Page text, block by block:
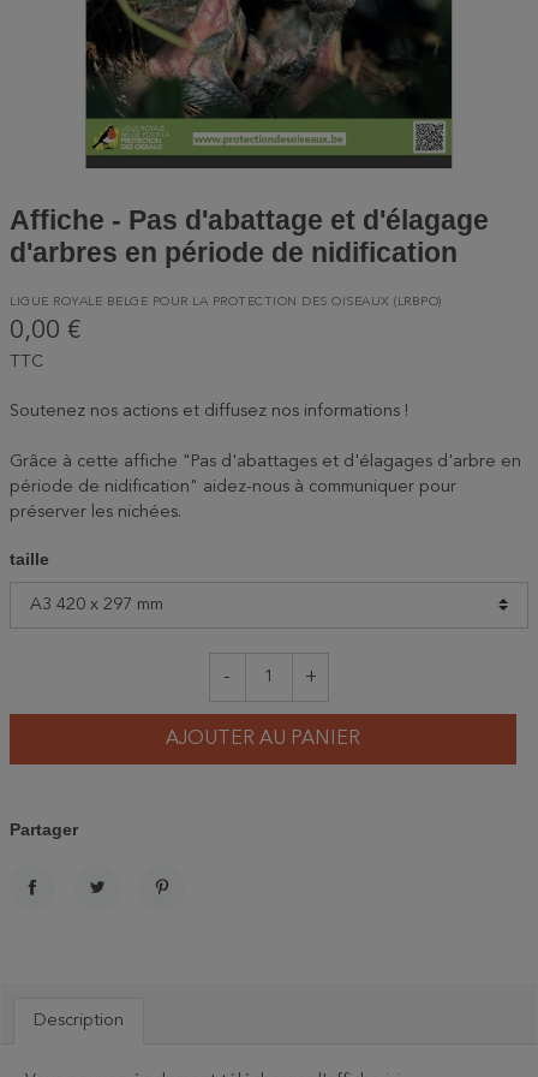
Affiche - Pas d'abattage et d'élagage
d'arbres en période de nidification
LIGUE ROYALE BELGE POUR LA PROTECTION DES OISEAUX (LRBPO)
0,00 €
TTC
Soutenez nos actions et diffusez nos informations !
Grâce à cette affiche "Pas d'abattages et d'élagages d'arbre en
période de nidification" aidez-nous à communiquer pour
préserver les nichées.
taille
- +
AJOUTER AU PANIER
Partager
Description